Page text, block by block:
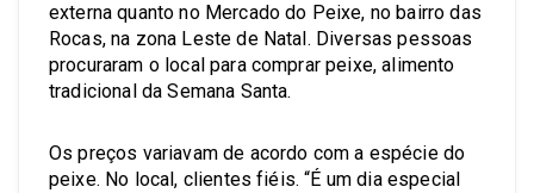
externa quanto no Mercado do Peixe, no bairro das
Rocas, na zona Leste de Natal. Diversas pessoas
procuraram o local para comprar peixe, alimento
tradicional da Semana Santa.
Os preços variavam de acordo com a espécie do
peixe. No local, clientes fiéis. “É um dia especial